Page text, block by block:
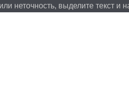
неточность, выделите текст и